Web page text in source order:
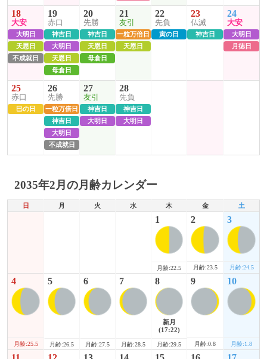
18
大安
大明日
天恩日
不成就日
19
赤口
神吉日
大明日
天恩日
母倉日
20
先勝
神吉日
天恩日
母倉日
21
友引
一粒万倍日
天恩日
22
先負
寅の日
23
仏滅
神吉日
24
大安
大明日
月徳日
25
赤口
巳の日
26
先勝
一粒万倍日
神吉日
大明日
不成就日
27
友引
神吉日
大明日
28
先負
神吉日
大明日
2035年2月の月齢カレンダー
日 月 火 水 木 金 土
1
月齢:22.5
2
月齢:23.5
3
月齢:24.5
4
月齢:25.5
5
月齢:26.5
6
月齢:27.5
7
月齢:28.5
8
新月
(17:22)
月齢:29.5
9
月齢:0.8
10
月齢:1.8